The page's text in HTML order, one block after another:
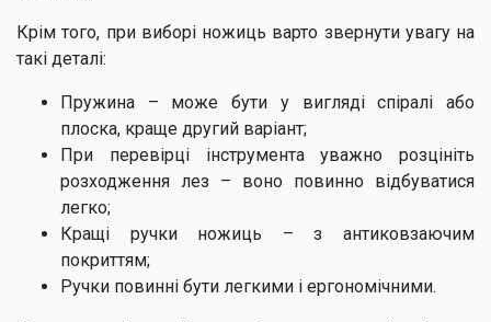
Крім того, при виборі ножиць варто звернути увагу на
такі деталі:
Пружина – може бути у вигляді спіралі або
плоска, краще другий варіант;
При перевірці інструмента уважно розцініть
розходження лез – воно повинно відбуватися
легко;
Кращі ручки ножиць – з антиковзаючим
покриттям;
Ручки повинні бути легкими і ергономічними.